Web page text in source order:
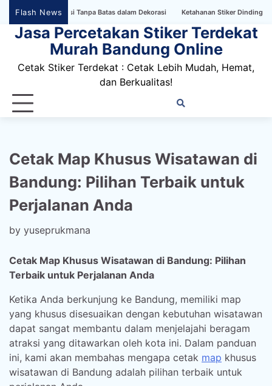
Skip
content
Flash News
Eksplorasi Tanpa Batas dalam Dekorasi Ketahanan Stiker Dinding Wallpaper
Jasa Percetakan Stiker Terdekat
Murah Bandung Online
Cetak Stiker Terdekat : Cetak Lebih Mudah, Hemat,
dan Berkualitas!
Cetak Map Khusus Wisatawan di
Bandung: Pilihan Terbaik untuk
Perjalanan Anda
by yuseprukmana
Cetak Map Khusus Wisatawan di Bandung: Pilihan
Terbaik untuk Perjalanan Anda
Ketika Anda berkunjung ke Bandung, memiliki map
yang khusus disesuaikan dengan kebutuhan wisatawan
dapat sangat membantu dalam menjelajahi beragam
atraksi yang ditawarkan oleh kota ini. Dalam panduan
ini, kami akan membahas mengapa cetak map khusus
wisatawan di Bandung adalah pilihan terbaik untuk